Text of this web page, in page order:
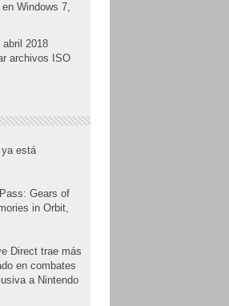
Windows 7,
2018
archivos ISO
está
Gears of
in Orbit,
Direct trae más
en combates
a Nintendo